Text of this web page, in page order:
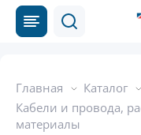
Главная
Каталог
Кабели и провода,
материалы